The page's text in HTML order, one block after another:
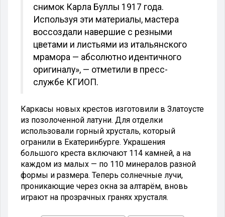
снимок Карла Буллы 1917 года.
Используя эти материалы, мастера
воссоздали навершие с резными
цветами и листьями из итальянского
мрамора — абсолютно идентичного
оригиналу», — отметили в пресс-
службе КГИОП.
Каркасы новых крестов изготовили в Златоусте
из позолоченной латуни. Для отделки
использовали горный хрусталь, который
огранили в Екатеринбурге. Украшения
большого креста включают 114 камней, а на
каждом из малых — по 110 минералов разной
формы и размера. Теперь солнечные лучи,
проникающие через окна за алтарём, вновь
играют на прозрачных гранях хрусталя.